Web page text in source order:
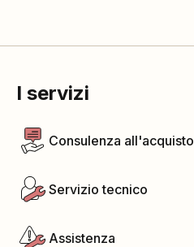
I servizi
Consulenza all'acquisto
Servizio tecnico
Assistenza